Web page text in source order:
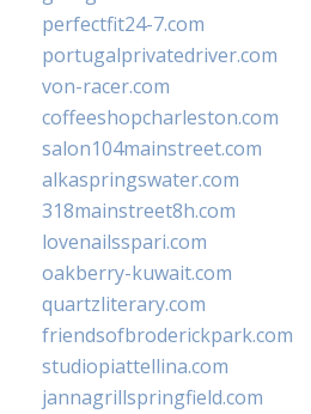
perfectfit24-7.com
portugalprivatedriver.com
von-racer.com
coffeeshopcharleston.com
salon104mainstreet.com
alkaspringswater.com
318mainstreet8h.com
lovenailsspari.com
oakberry-kuwait.com
quartzliterary.com
friendsofbroderickpark.com
studiopiattellina.com
jannagrillspringfield.com